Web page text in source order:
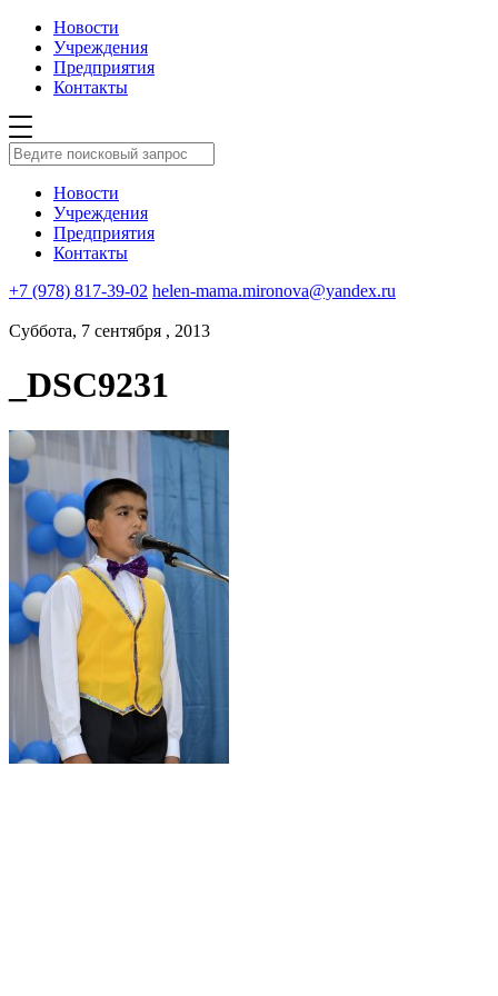
Новости
Учреждения
Предприятия
Контакты
Новости
Учреждения
Предприятия
Контакты
+7 (978) 817-39-02 helen-mama.mironova@yandex.ru
Суббота, 7 сентября , 2013
_DSC9231